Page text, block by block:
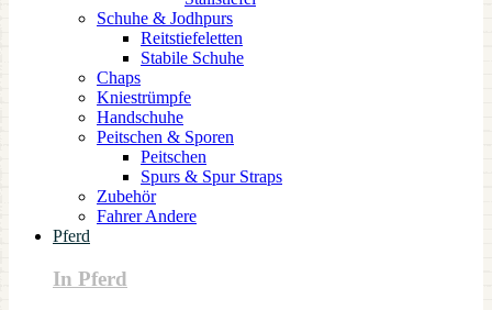
Schuhe & Jodhpurs
Reitstiefeletten
Stabile Schuhe
Chaps
Kniestrümpfe
Handschuhe
Peitschen & Sporen
Peitschen
Spurs & Spur Straps
Zubehör
Fahrer Andere
Pferd
In Pferd